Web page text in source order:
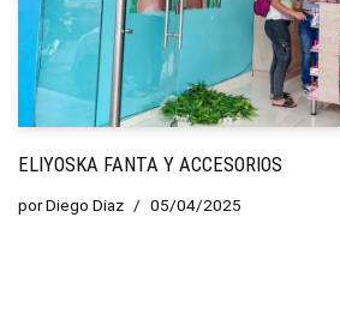
ELIYOSKA FANTA Y ACCESORIOS
porDiego Diaz 05/04/2025